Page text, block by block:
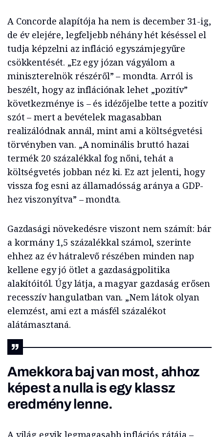
A Concorde alapítója ha nem is december 31-ig,
de év elejére, legfeljebb néhány hét késéssel el
tudja képzelni az infláció egyszámjegyűre
csökkentését. „Ez egy józan vágyálom a
miniszterelnök részéről” – mondta. Arról is
beszélt, hogy az inflációnak lehet „pozitív”
következménye is – és idézőjelbe tette a pozitív
szót – mert a bevételek magasabban
realizálódnak annál, mint ami a költségvetési
törvényben van. „A nominális bruttó hazai
termék 20 százalékkal fog nőni, tehát a
költségvetés jobban néz ki. Ez azt jelenti, hogy
vissza fog esni az államadósság aránya a GDP-
hez viszonyítva” – mondta.
Gazdasági növekedésre viszont nem számít: bár
a kormány 1,5 százalékkal számol, szerinte
ehhez az év hátralevő részében minden nap
kellene egy jó ötlet a gazdaságpolitika
alakítóitól. Úgy látja, a magyar gazdaság erősen
recesszív hangulatban van. „Nem látok olyan
elemzést, ami ezt a másfél százalékot
alátámasztaná.
Amekkora baj van most, ahhoz
képest a nulla is egy klassz
eredmény lenne.
A világ egyik legmagasabb inflációs rátája –